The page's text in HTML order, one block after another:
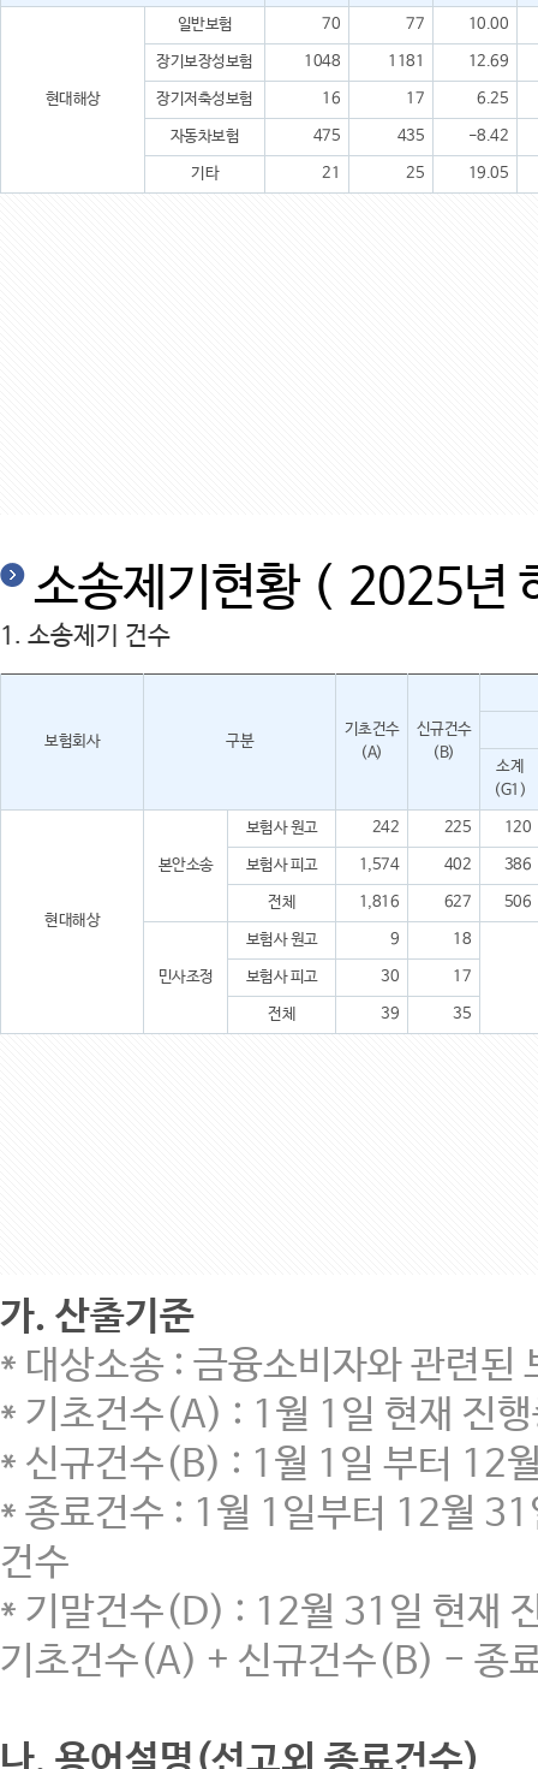
현대해상
일반보험 70 77 10.00
장기보장성보험 1048 1181 12.69
장기저축성보험 16 17 6.25
자동차보험 475 435 -8.42
기타 21 25 19.05
소송제기현황 ( 2025년
1. 소송제기 건수
보험회사 구분
기초건수
(A)
신규건수
(B)
소계
(G1)
현대해상
본안소송
보험사 원고 242 225 120
보험사 피고 1,574 402 386
전체 1,816 627 506
민사조정
보험사 원고 9 18
보험사 피고 30 17
전체 39 35
가. 산출기준
* 대상소송 : 금융소비자와 관련된
* 기초건수(A) : 1월 1일 현재 진
* 신규건수(B) : 1월 1일 부터 12
* 종료건수 : 1월 1일부터 12월 31
건수
* 기말건수(D) : 12월 31일 현재
기초건수(A) + 신규건수(B) - 종